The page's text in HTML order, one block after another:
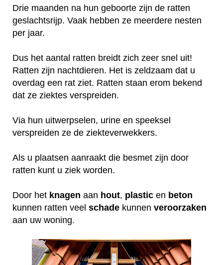
Drie maanden na hun geboorte zijn de ratten
geslachtsrijp. Vaak hebben ze meerdere nesten
per jaar.
Dus het aantal ratten breidt zich zeer snel uit!
Ratten zijn nachtdieren. Het is zeldzaam dat u
overdag een rat ziet. Ratten staan erom bekend
dat ze ziektes verspreiden.
Via hun uitwerpselen, urine en speeksel
verspreiden ze de ziekteverwekkers.
Als u plaatsen aanraakt die besmet zijn door
ratten kunt u ziek worden.
Door het knagen aan hout, plastic en beton
kunnen ratten veel schade kunnen veroorzaken
aan uw woning.